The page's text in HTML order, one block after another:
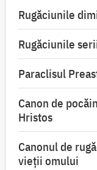
Rugăciunile
Rugăciunile
Paraclisul
Canon de
Hristos
Canonul de
vieții omului